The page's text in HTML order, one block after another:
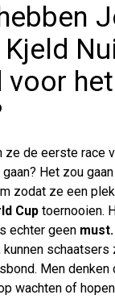
Kjeld
voor het
ze de eerste race
Het zou
zodat ze een
Cup toernooien.
echter geen must.
kunnen
Men denken
wachten of